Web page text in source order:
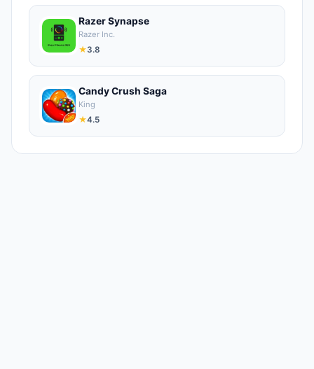
Razer Synapse
Razer Inc.
★3.8
Candy Crush Saga
King
★4.5